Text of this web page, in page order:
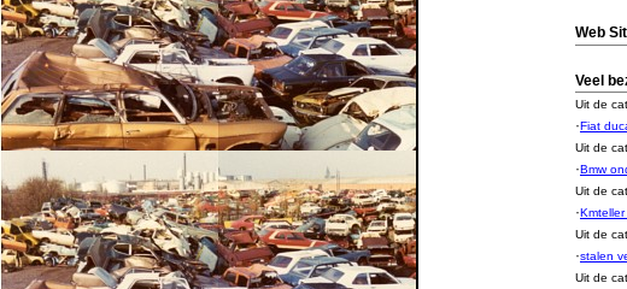
Web
Veel
Uit de
·Fiat
Uit de
·Bmw
Uit de
·
Uit de
·stalen
Uit de